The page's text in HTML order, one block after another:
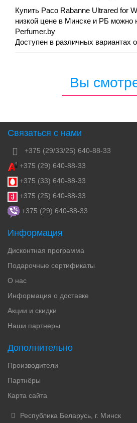
Купить Paco Rabanne Ultrared for
низкой цене в Минске и РБ можно
Perfumer.by
Доступен в различных вариантах
Вы
Связаться с нами
+375 (29/33/25) 640-88-33
+375 (29) 640-88-33
+375 (33) 640-88-33
+375 (25) 640-88-33
+375 (29) 640-88-33
Информация
Дисконтная программа
Подарочные сертификаты
О нас
Информация о доставке
Акции и скидки
Наши партнеры
Дополнительно
Производители
Партнёры
Карта сайта
Республика Беларусь, г. Минск